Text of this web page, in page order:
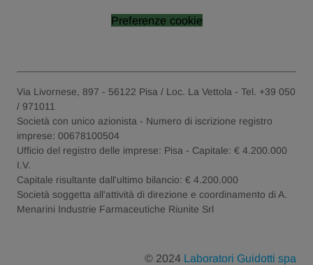
Preferenze cookie
Via Livornese, 897 - 56122 Pisa / Loc. La Vettola - Tel. +39 050
/ 971011
Società con unico azionista - Numero di iscrizione registro
imprese: 00678100504
Ufficio del registro delle imprese: Pisa - Capitale: € 4.200.000
I.V.
Capitale risultante dall'ultimo bilancio: € 4.200.000
Società soggetta all'attività di direzione e coordinamento di A.
Menarini Industrie Farmaceutiche Riunite Srl
© 2024 Laboratori Guidotti spa